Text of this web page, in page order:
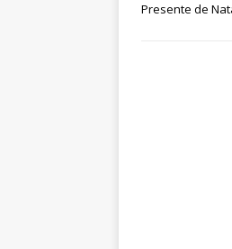
Presente de